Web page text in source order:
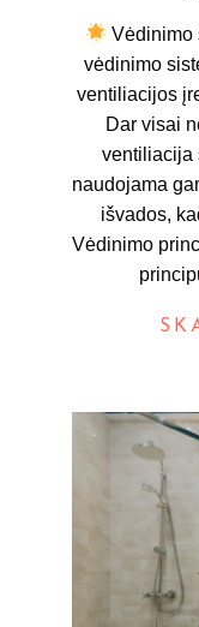
Vėdinimo
vėdinimo
ventiliacijos
Dar visai
ventiliacija
naudojama
išvados,
Vėdinimo